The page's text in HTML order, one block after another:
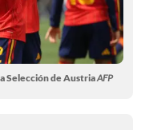
Selección de AustriaAFP